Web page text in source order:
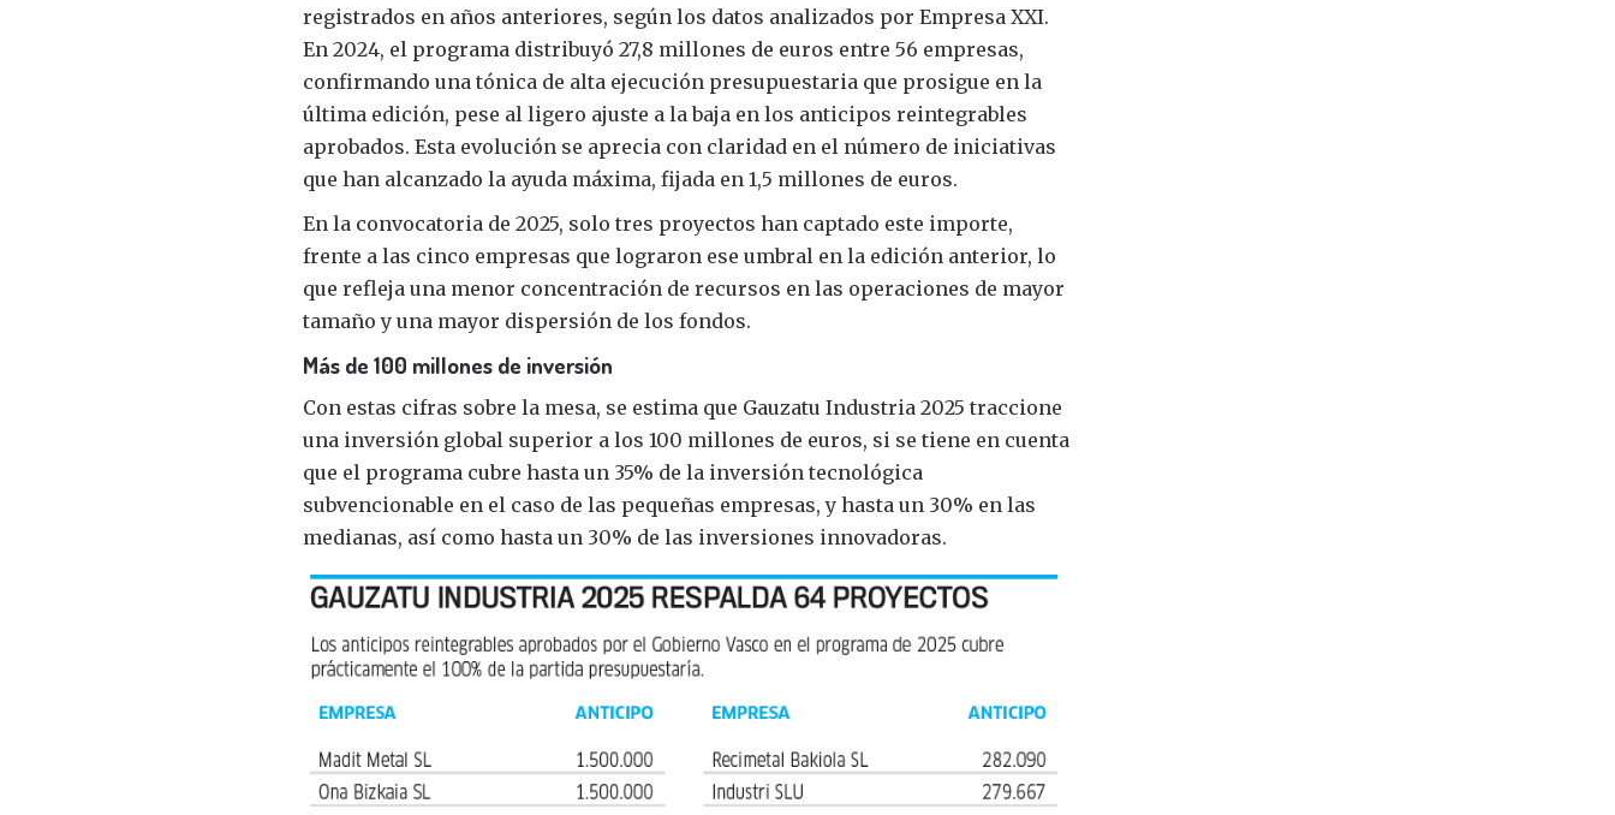
registrados en años anteriores, según los datos analizados por Empresa XXI.
En 2024, el programa distribuyó 27,8 millones de euros entre 56 empresas,
confirmando una tónica de alta ejecución presupuestaria que prosigue en la
última edición, pese al ligero ajuste a la baja en los anticipos reintegrables
aprobados. Esta evolución se aprecia con claridad en el número de iniciativas
que han alcanzado la ayuda máxima, fijada en 1,5 millones de euros.
En la convocatoria de 2025, solo tres proyectos han captado este importe,
frente a las cinco empresas que lograron ese umbral en la edición anterior, lo
que refleja una menor concentración de recursos en las operaciones de mayor
tamaño y una mayor dispersión de los fondos.
Más de 100 millones de inversión
Con estas cifras sobre la mesa, se estima que Gauzatu Industria 2025 traccione
una inversión global superior a los 100 millones de euros, si se tiene en cuenta
que el programa cubre hasta un 35% de la inversión tecnológica
subvencionable en el caso de las pequeñas empresas, y hasta un 30% en las
medianas, así como hasta un 30% de las inversiones innovadoras.